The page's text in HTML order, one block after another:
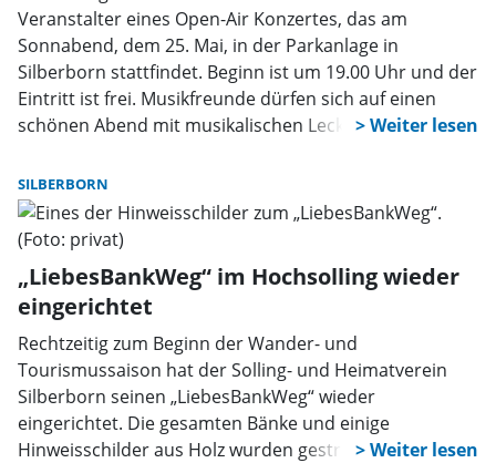
Wollgras „in Blüte“ und die grünen Torfmoose
sprießen. Treffpunkt ist der Parkplatz Mecklenbruch
am Ortsausgang Silberborn in Richtung Dassel.
Veranstalter eines Open-Air Konzertes, das am
Sonnabend, dem 25. Mai, in der Parkanlage in
Silberborn stattfindet. Beginn ist um 19.00 Uhr und der
Eintritt ist frei. Musikfreunde dürfen sich auf einen
schönen Abend mit musikalischen Leckerbissen
SILBERBORN
„LiebesBankWeg“ im Hochsolling wieder
eingerichtet
Rechtzeitig zum Beginn der Wander- und
Tourismussaison hat der Solling- und Heimatverein
Silberborn seinen „LiebesBankWeg“ wieder
eingerichtet. Die gesamten Bänke und einige
Hinweisschilder aus Holz wurden gestrichen.